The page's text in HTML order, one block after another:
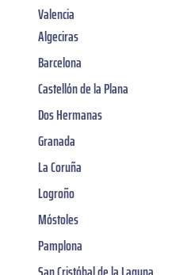
Valencia
Algeciras
Barcelona
Castellón de la Plana
Dos Hermanas
Granada
La Coruña
Logroño
Móstoles
Pamplona